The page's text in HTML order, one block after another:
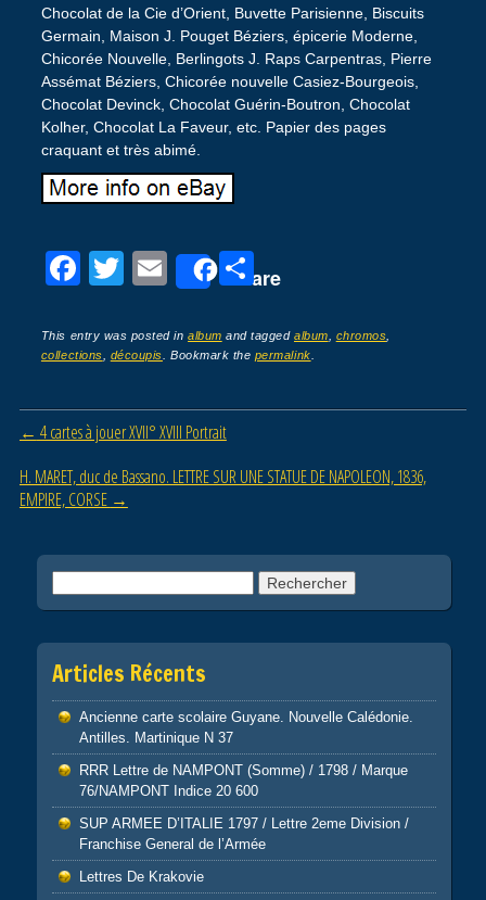
Chocolat de la Cie d’Orient, Buvette Parisienne, Biscuits
Germain, Maison J. Pouget Béziers, épicerie Moderne,
Chicorée Nouvelle, Berlingots J. Raps Carpentras, Pierre
Assémat Béziers, Chicorée nouvelle Casiez-Bourgeois,
Chocolat Devinck, Chocolat Guérin-Boutron, Chocolat
Kolher, Chocolat La Faveur, etc. Papier des pages
craquant et très abimé.
F
c
e
b
o
o
k
T
tt
er
E
ail
Share
P
ta
g
er
This entry was posted inalbum and tagged album chromos
collections
découpis . Bookmark the permalink
Post navigation
← 4 cartes à jouer XVII° XVIII Portrait
H. MARET, duc de Bassano. LETTRE SUR UNE STATUE DE NAPOLEON, 1836,
EMPIRE, CORSE →
Articles Récents
Ancienne carte scolaire Guyane. Nouvelle Calédonie.
Antilles. Martinique N 37
RRR Lettre de NAMPONT (Somme) / 1798 / Marque
76/NAMPONT Indice 20 600
SUP ARMEE D’ITALIE 1797 / Lettre 2eme Division /
Franchise General de l’Armée
Lettres De Krakovie